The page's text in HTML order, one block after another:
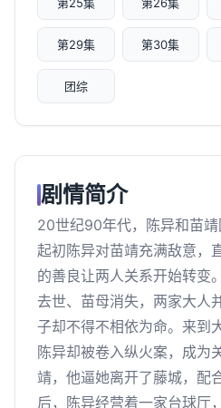
第29集 第30集
团综
剧情简介
20世纪90年代，陈异和苗靖
起初陈异对苗靖充满敌意，
的善良让两人关系开始转变
去世、苗母消失，两家大人
子却不得不相依为命。来到
陈异却被卷入纵火案，成为
靖，他逼她离开了藤城，配
后，陈异经营着一家台球厅